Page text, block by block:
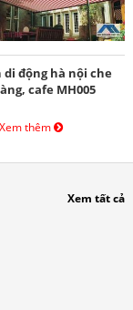
di động hà nội che
cafe MH005
Xem thêm
Xem tất cả